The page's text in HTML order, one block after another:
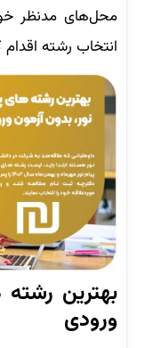
محل‌های مدنظر
انتخاب رشته اقدام
بهترین رشته
ورودی